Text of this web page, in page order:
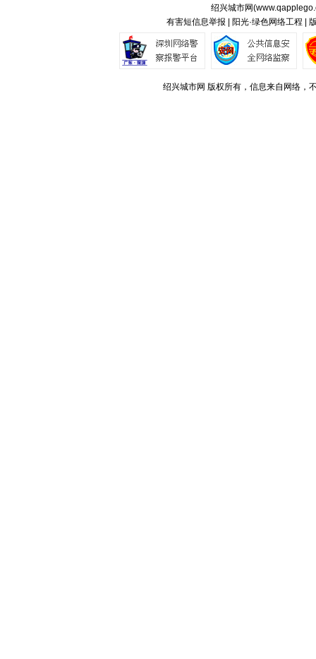
绍兴城市网(
有害短信息举报 | 阳光·绿色网络工程 |
绍兴城市网 版权所有，信息来自网络，